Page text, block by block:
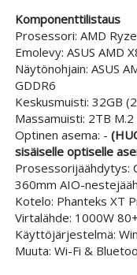
Komponenttilistaus
Prosessori: AMD
Emolevy: ASUS AMD
Näytönohjain: ASUS
GDDR6
Keskusmuisti: 32GB
Massamuisti: 2TB M.2
Optinen asema: -
sisäiselle optiselle
Prosessorijäähdytys:
360mm AIO-
Kotelo: Phanteks XT
Virtalähde: 1000W
Käyttöjärjestelmä:
Muuta: Wi-Fi &